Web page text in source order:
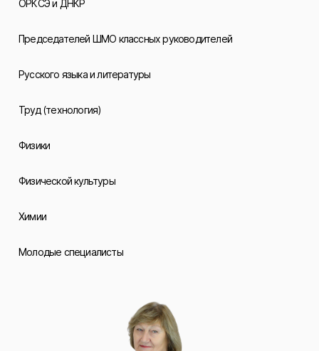
ОРКСЭ и ДНКР
Председателей ШМО классных руководителей
Русского языка и литературы
Труд (технология)
Физики
Физической культуры
Химии
Молодые специалисты